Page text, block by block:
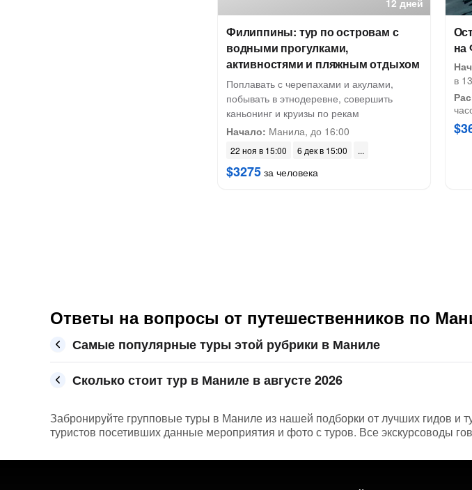
12 дней
Филиппины: тур по островам с
водными прогулками,
активностями и пляжным отдыхом
Поплавать с черепахами и акулами,
побывать в этнодеревне, совершить
каньонинг и круизы по рекам
Начало: Манила, до 16:00
22 ноя в 15:00 6 дек в 15:00
$3275 за человека
на
в
Ответы на вопросы от путешественников по
Самые популярные туры этой рубрики в Маниле
Сколько стоит тур в Маниле в августе 2026
Забронируйте групповые туры в Маниле из нашей подборки от лучших гидов и
туристов посетивших данные мероприятия и фото с туров. Все экскурсоводы